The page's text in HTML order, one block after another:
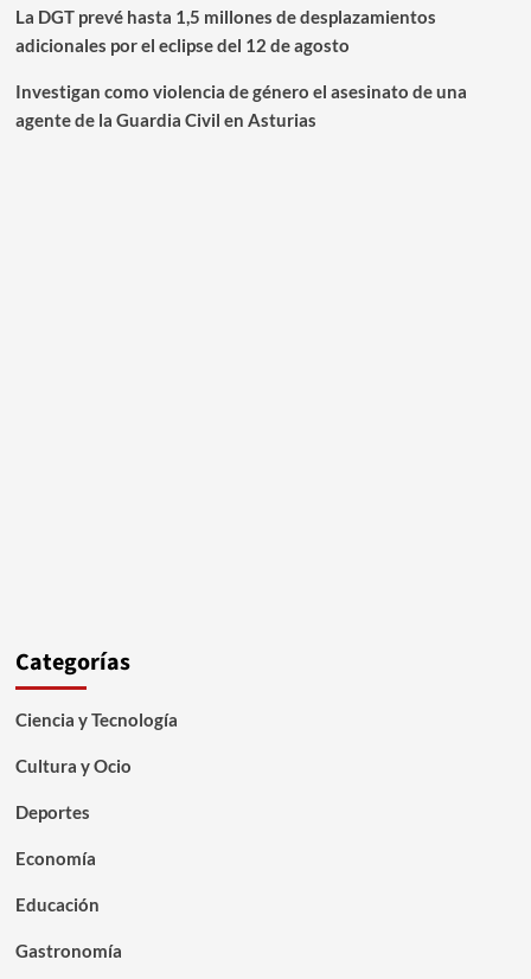
La DGT prevé hasta 1,5 millones de desplazamientos
adicionales por el eclipse del 12 de agosto
Investigan como violencia de género el asesinato de una
agente de la Guardia Civil en Asturias
Categorías
Ciencia y Tecnología
Cultura y Ocio
Deportes
Economía
Educación
Gastronomía